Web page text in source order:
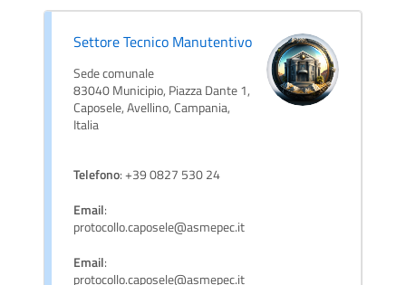
Settore Tecnico Manutentivo
Sede comunale
83040 Municipio, Piazza Dante 1,
Caposele, Avellino, Campania,
Italia
Telefono: +39 0827 530 24
Email:
protocollo.caposele@asmepec.it
Email:
protocollo.caposele@asmepec.it